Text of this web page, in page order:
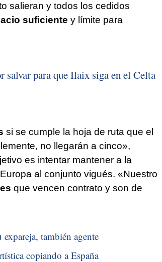
salieran y todos los cedidos
suficiente y límite para
salvar para que Ilaix siga en el Celta
si se cumple la hoja de ruta que el
no llegarán a cinco»,
es intentar mantener a la
al conjunto vigués. «Nuestro
que vencen contrato y son de
también agente
copiando a España